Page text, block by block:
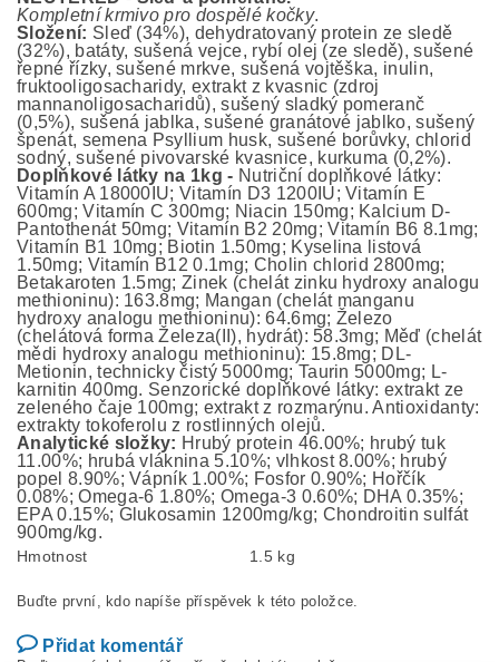
Kompletní krmivo pro dospělé kočky.
Složení: Sleď (34%), dehydratovaný protein ze sledě
(32%), batáty, sušená vejce, rybí olej (ze sledě), sušené
řepné řízky, sušené mrkve, sušená vojtěška, inulin,
fruktooligosacharidy, extrakt z kvasnic (zdroj
mannanoligosacharidů), sušený sladký pomeranč
(0,5%), sušená jablka, sušené granátové jablko, sušený
špenát, semena Psyllium husk, sušené borůvky, chlorid
sodný, sušené pivovarské kvasnice, kurkuma (0,2%).
Doplňkové látky na 1kg - Nutriční doplňkové látky:
Vitamín A 18000IU; Vitamín D3 1200IU; Vitamín E
600mg; Vitamín C 300mg; Niacin 150mg; Kalcium D-
Pantothenát 50mg; Vitamín B2 20mg; Vitamín B6 8.1mg;
Vitamín B1 10mg; Biotin 1.50mg; Kyselina listová
1.50mg; Vitamín B12 0.1mg; Cholin chlorid 2800mg;
Betakaroten 1.5mg; Zinek (chelát zinku hydroxy analogu
methioninu): 163.8mg; Mangan (chelát manganu
hydroxy analogu methioninu): 64.6mg; Železo
(chelátová forma Železa(II), hydrát): 58.3mg; Měď (chelát
mědi hydroxy analogu methioninu): 15.8mg; DL-
Metionin, technicky čistý 5000mg; Taurin 5000mg; L-
karnitin 400mg. Senzorické doplňkové látky: extrakt ze
zeleného čaje 100mg; extrakt z rozmarýnu. Antioxidanty:
extrakty tokoferolu z rostlinných olejů.
Analytické složky: Hrubý protein 46.00%; hrubý tuk
11.00%; hrubá vláknina 5.10%; vlhkost 8.00%; hrubý
popel 8.90%; Vápník 1.00%; Fosfor 0.90%; Hořčík
0.08%; Omega-6 1.80%; Omega-3 0.60%; DHA 0.35%;
EPA 0.15%; Glukosamin 1200mg/kg; Chondroitin sulfát
900mg/kg.
Hmotnost 1.5 kg
Buďte první, kdo napíše příspěvek k této položce.
Přidat komentář